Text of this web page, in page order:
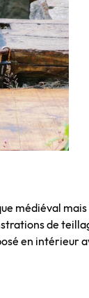
médiéval
de
en intérieur